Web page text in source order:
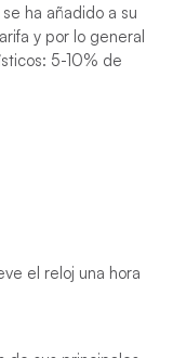
ha añadido a su
y por lo general
5-10% de
el reloj una hora